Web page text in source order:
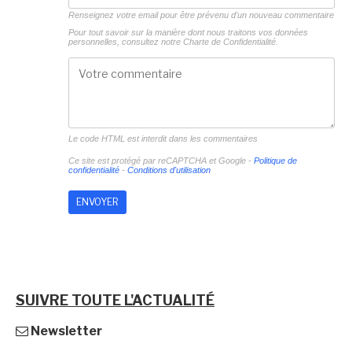
Renseignez votre email pour être prévenu d'un nouveau commentaire
Pour tout savoir sur la manière dont nous traitons vos données
personnelles, consultez notre Charte de Confidentialité.
Le code HTML est interdit dans les commentaires
Ce site est protégé par reCAPTCHA et Google - Politique de
confidentialité- Conditions d'utilisation
SUIVRE TOUTE L'ACTUALITÉ
Newsletter